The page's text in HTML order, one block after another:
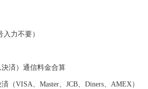
か碗」が全国に出荷され、当時貴重品で
せるとともに、食文化にも大きな影響を
日用和食器の一大産地として、全国的に
ます。（すでに皆さまの食卓にも、波佐
あるかも！？）窯元、棚田、温泉など、
入力不要）
決済）通信料金合算
（VISA、Master、JCB、Diners、AMEX）